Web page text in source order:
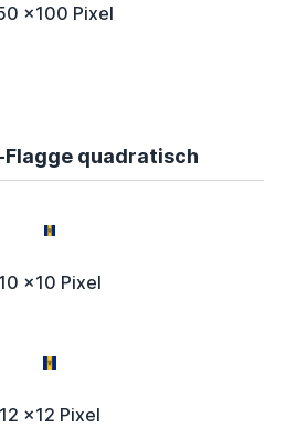
x100 Pixel
Flagge quadratisch
10 x10 Pixel
12 x12 Pixel